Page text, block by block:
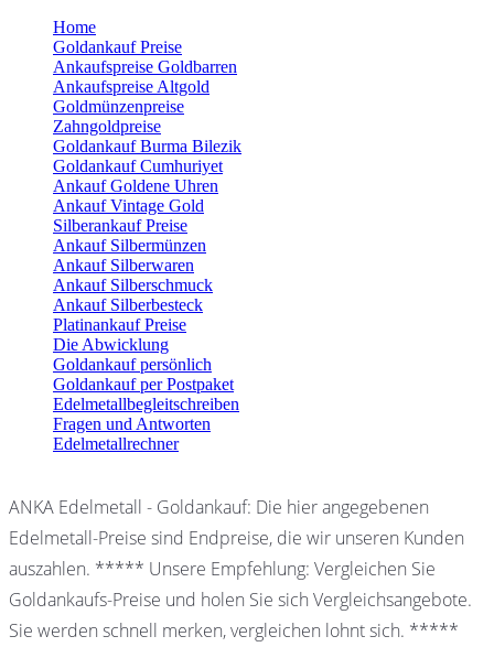
Home
Goldankauf Preise
Ankaufspreise Goldbarren
Ankaufspreise Altgold
Goldmünzenpreise
Zahngoldpreise
Goldankauf Burma Bilezik
Goldankauf Cumhuriyet
Ankauf Goldene Uhren
Ankauf Vintage Gold
Silberankauf Preise
Ankauf Silbermünzen
Ankauf Silberwaren
Ankauf Silberschmuck
Ankauf Silberbesteck
Platinankauf Preise
Die Abwicklung
Goldankauf persönlich
Goldankauf per Postpaket
Edelmetallbegleitschreiben
Fragen und Antworten
Edelmetallrechner
ANKA Edelmetall - Goldankauf: Die hier angegebenen
Edelmetall-Preise sind Endpreise, die wir unseren Kunden
auszahlen. ***** Unsere Empfehlung: Vergleichen Sie
Goldankaufs-Preise und holen Sie sich Vergleichsangebote.
Sie werden schnell merken, vergleichen lohnt sich. *****